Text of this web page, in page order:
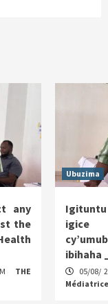
any
the
THE
Ubuzima
igice
ibihaha
05/08/
Médiatrice